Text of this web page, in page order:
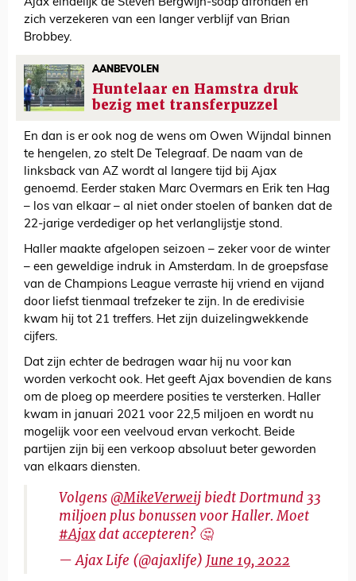
Ajax eindelijk de Steven Bergwijn-soap afronden en
zich verzekeren van een langer verblijf van Brian
Brobbey.
AANBEVOLEN
Huntelaar en Hamstra druk
bezig met transferpuzzel
En dan is er ook nog de wens om Owen Wijndal binnen
te hengelen, zo stelt De Telegraaf. De naam van de
linksback van AZ wordt al langere tijd bij Ajax
genoemd. Eerder staken Marc Overmars en Erik ten Hag
– los van elkaar – al niet onder stoelen of banken dat de
22-jarige verdediger op het verlanglijstje stond.
Haller maakte afgelopen seizoen – zeker voor de winter
– een geweldige indruk in Amsterdam. In de groepsfase
van de Champions League verraste hij vriend en vijand
door liefst tienmaal trefzeker te zijn. In de eredivisie
kwam hij tot 21 treffers. Het zijn duizelingwekkende
cijfers.
Dat zijn echter de bedragen waar hij nu voor kan
worden verkocht ook. Het geeft Ajax bovendien de kans
om de ploeg op meerdere posities te versterken. Haller
kwam in januari 2021 voor 22,5 miljoen en wordt nu
mogelijk voor een veelvoud ervan verkocht. Beide
partijen zijn bij een verkoop absoluut beter geworden
van elkaars diensten.
Volgens @MikeVerweij biedt Dortmund 33
miljoen plus bonussen voor Haller. Moet
#Ajaxdat accepteren? 🤔
— Ajax Life (@ajaxlife) June 19, 2022